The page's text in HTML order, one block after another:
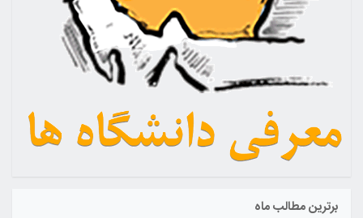
برترین مطالب ماه